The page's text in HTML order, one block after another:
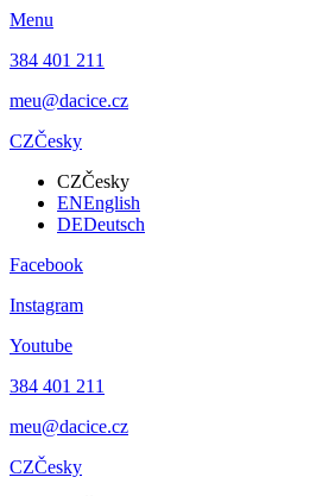
Menu
384 401 211
meu@dacice.cz
CZČesky
CZČesky
ENEnglish
DEDeutsch
Facebook
Instagram
Youtube
384 401 211
meu@dacice.cz
CZČesky